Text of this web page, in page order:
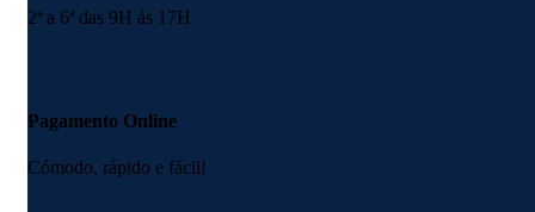
2ª a 6ª das 9H ás 17H
Pagamento Online
Cómodo, rápido e fácil!